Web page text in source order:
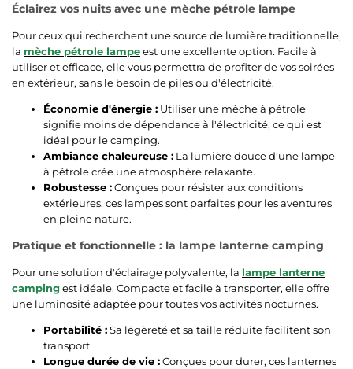
Éclairez vos nuits avec une mèche pétrole lampe
Pour ceux qui recherchent une source de lumière traditionnelle,
la mèche pétrole lampeest une excellente option. Facile à
utiliser et efficace, elle vous permettra de profiter de vos soirées
en extérieur, sans le besoin de piles ou d'électricité.
Économie d'énergie : Utiliser une mèche à pétrole
signifie moins de dépendance à l'électricité, ce qui est
idéal pour le camping.
Ambiance chaleureuse : La lumière douce d'une lampe
à pétrole crée une atmosphère relaxante.
Robustesse :Conçues pour résister aux conditions
extérieures, ces lampes sont parfaites pour les aventures
en pleine nature.
Pratique et fonctionnelle : la lampe lanterne camping
Pour une solution d'éclairage polyvalente, la lampe lanterne
campingest idéale. Compacte et facile à transporter, elle offre
une luminosité adaptée pour toutes vos activités nocturnes.
Portabilité :Sa légèreté et sa taille réduite facilitent son
transport.
Longue durée de vie :Conçues pour durer, ces lanternes